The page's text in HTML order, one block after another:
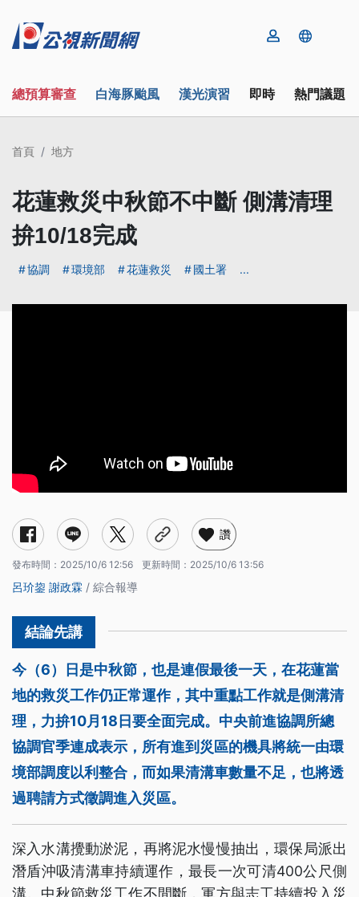
總預算審查 白海豚颱風 漢光演習 即時 熱門議題
首頁 地方
花蓮救災中秋節不中斷 側溝清理
拚10/18完成
協調 環境部 花蓮救災 國土署 ...
讚
發布時間： 2025/10/6 12:56 更新時間： 2025/10/6 13:56
呂玠鋆 謝政霖 / 綜合報導
今（6）日是中秋節，也是連假最後一天，在花蓮當
地的救災工作仍正常運作，其中重點工作就是側溝清
理，力拚10月18日要全面完成。中央前進協調所總
協調官季連成表示，所有進到災區的機具將統一由環
境部調度以利整合，而如果清溝車數量不足，也將透
過聘請方式徵調進入災區。
深入水溝攪動淤泥，再將泥水慢慢抽出，環保局派出
潛盾沖吸清溝車持續運作，最長一次可清400公尺側
溝。中秋節救災工作不間斷，軍方與志工持續投入災